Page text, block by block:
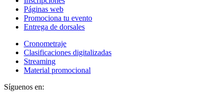
Páginas web
Promociona tu evento
Entrega de dorsales
Cronometraje
Clasificaciones digitalizadas
Streaming
Material promocional
Síguenos en: